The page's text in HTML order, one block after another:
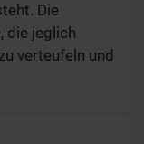
Die
die jeglich
verteufeln und